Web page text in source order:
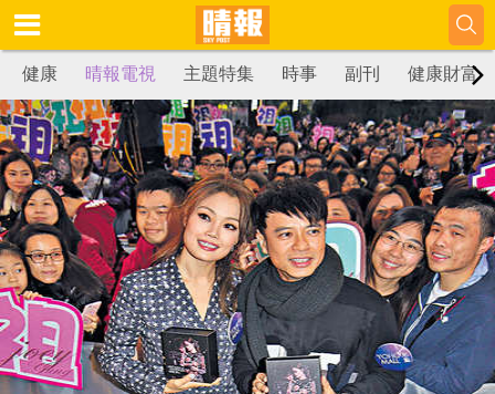
健康 晴報電視 主題特集 時事 副刊 健康財富